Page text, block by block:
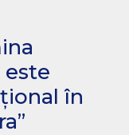
este
în